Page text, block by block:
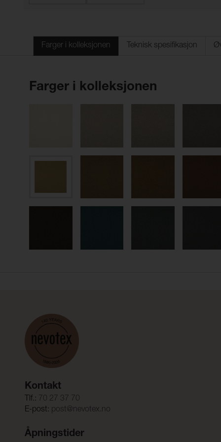
Farger i kolleksjonen Teknisk spesifikasjon
Farger i kolleksjonen
Kontakt
Tlf.: 70 27 37 70
E-post: post@nevotex.no
Åpningstider